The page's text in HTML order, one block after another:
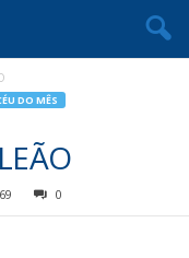
DO MÊS
0